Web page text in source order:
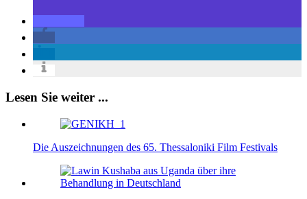
Lesen Sie weiter ...
Die Auszeichnungen des 65. Thessaloniki Film Festivals